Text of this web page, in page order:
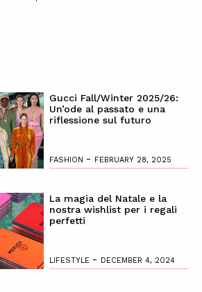
Gucci Fall/Winter 2025/26:
Un’ode al passato e una
riflessione sul futuro
FASHION - FEBRUARY 28, 2025
La magia del Natale e la
nostra wishlist per i regali
perfetti
LIFESTYLE - DECEMBER 4, 2024